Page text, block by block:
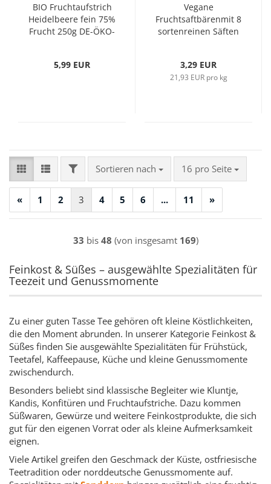
BIO Fruchtaufstrich
Heidelbeere fein 75%
Frucht 250g DE-ÖKO-
5,99 EUR
Vegane
Fruchtsaftbärenmit 8
sortenreinen Säften
3,29 EUR
21,93 EUR pro kg
FILTERSortieren nach
Sortieren nach 16 pro Seite
pro Seite
« 1 2 3 4 5 6 ... 11 »
33 bis 48 (von insgesamt 169)
Feinkost & Süßes – ausgewählte Spezialitäten für
Teezeit und Genussmomente
Zu einer guten Tasse Tee gehören oft kleine Köstlichkeiten,
die den Moment abrunden. In unserer Kategorie Feinkost &
Süßes finden Sie ausgewählte Spezialitäten für Frühstück,
Teetafel, Kaffeepause, Küche und kleine Genussmomente
zwischendurch.
Besonders beliebt sind klassische Begleiter wie Kluntje,
Kandis, Konfitüren und Fruchtaufstriche. Dazu kommen
Süßwaren, Gewürze und weitere Feinkostprodukte, die sich
gut für den eigenen Vorrat oder als kleine Aufmerksamkeit
eignen.
Viele Artikel greifen den Geschmack der Küste, ostfriesische
Teetradition oder norddeutsche Genussmomente auf.